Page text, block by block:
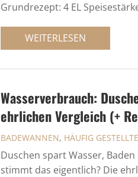
Grundrezept: 4 EL
WEITERLESEN
Wasserverbrauch:
ehrlichen Vergleich (+
BADEWANNEN, HÄUFIG
Duschen spart Wasser,
stimmt das eigentlich? Die